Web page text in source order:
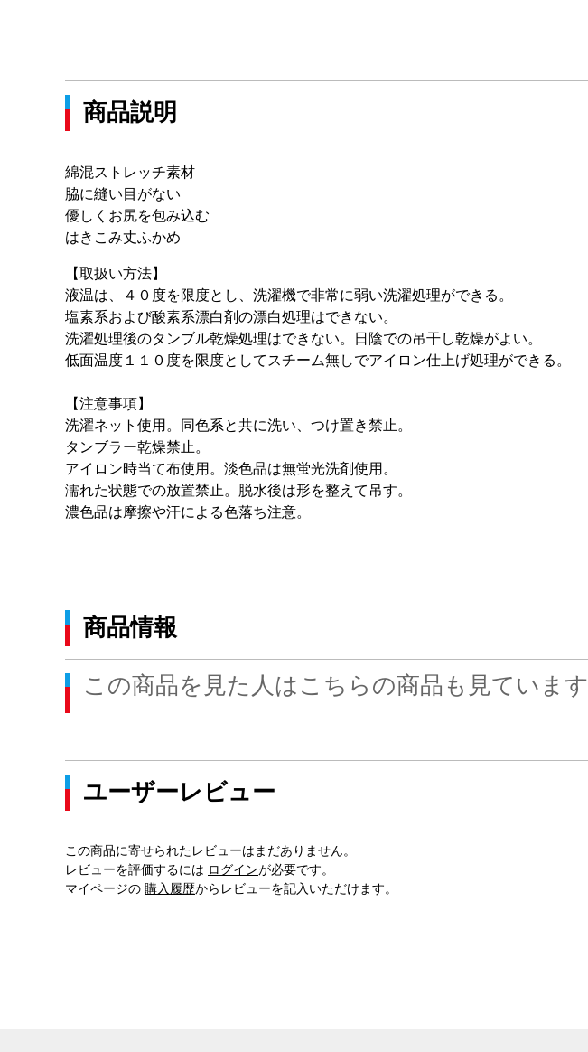
商品説明
綿混ストレッチ素材
脇に縫い目がない
優しくお尻を包み込む
はきこみ丈ふかめ
【取扱い方法】
液温は、４０度を限度とし、洗濯機で非常に弱い洗濯処理ができる。
塩素系および酸素系漂白剤の漂白処理はできない。
洗濯処理後のタンブル乾燥処理はできない。日陰での吊干し乾燥がよい。
低面温度１１０度を限度としてスチーム無しでアイロン仕上げ処理ができる。
【注意事項】
洗濯ネット使用。同色系と共に洗い、つけ置き禁止。
タンブラー乾燥禁止。
アイロン時当て布使用。淡色品は無蛍光洗剤使用。
濡れた状態での放置禁止。脱水後は形を整えて吊す。
濃色品は摩擦や汗による色落ち注意。
商品情報
この商品を見た人はこちらの商品も見ています
ユーザーレビュー
この商品に寄せられたレビューはまだありません。
レビューを評価するには ログインが必要です。
マイページの 購入履歴からレビューを記入いただけます。